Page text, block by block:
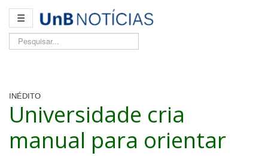
☰
Pesquisar...
INÉDITO
Universidade cria
manual para orientar